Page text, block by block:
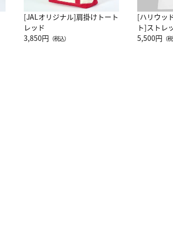
[JALオリジナル]肩掛けトート
レッド
3,850円 （税込）
[ハリウッ
ト]ストレ
ーネック
5,500円 （